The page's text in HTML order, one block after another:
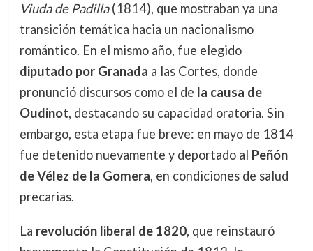
Viuda de Padilla(1814), que mostraban ya una
transición temática hacia un nacionalismo
romántico. En el mismo año, fue elegido
diputado por Granada a las Cortes, donde
pronunció discursos como el de la causa de
Oudinot, destacando su capacidad oratoria. Sin
embargo, esta etapa fue breve: en mayo de 1814
fue detenido nuevamente y deportado al Peñón
de Vélez de la Gomera, en condiciones de salud
precarias.
La revolución liberal de 1820, que reinstauró